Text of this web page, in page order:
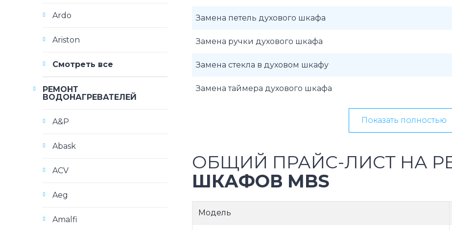
Замена петель духового шкафа
Замена ручки духового шкафа
Замена стекла в духовом шкафу
Замена таймера духового шкафа
Показать полностью
ОБЩИЙ ПРАЙС-ЛИСТ НА
ШКАФОВ MBS
Модель
Ardo
Ariston
Смотреть все
РЕМОНТ
ВОДОНАГРЕВАТЕЛЕЙ
A&P
Abask
ACV
Aeg
Amalfi